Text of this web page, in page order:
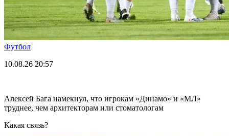
Футбол
10.08.26 20:57
Алексей Бага намекнул, что игрокам «Динамо» и «МЛ»
труднее, чем архитекторам или стоматологам
Какая связь?